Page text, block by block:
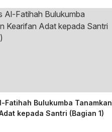
Fatihah Bulukumba Tanamkan
kepada Santri (Bagian 1)